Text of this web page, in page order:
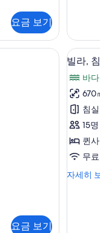
요금 보기
진
모
두
보
기
3
개,
전
수
영
장
자
세
히
보
기
요금 보기
빌
침
실
5
개,
바
다
전
17
빌라,
바
670
침
15명
퀸
무
자세히
빌